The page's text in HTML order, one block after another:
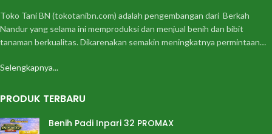
Toko Tani BN (tokotanibn.com) adalah pengembangan dari Berkah
Nandur yang selama ini memproduksi dan menjual benih dan bibit
tanaman berkualitas. Dikarenakan semakin meningkatnya permintaan…
Selengkapnya...
PRODUK TERBARU
Benih Padi Inpari 32 PROMAX